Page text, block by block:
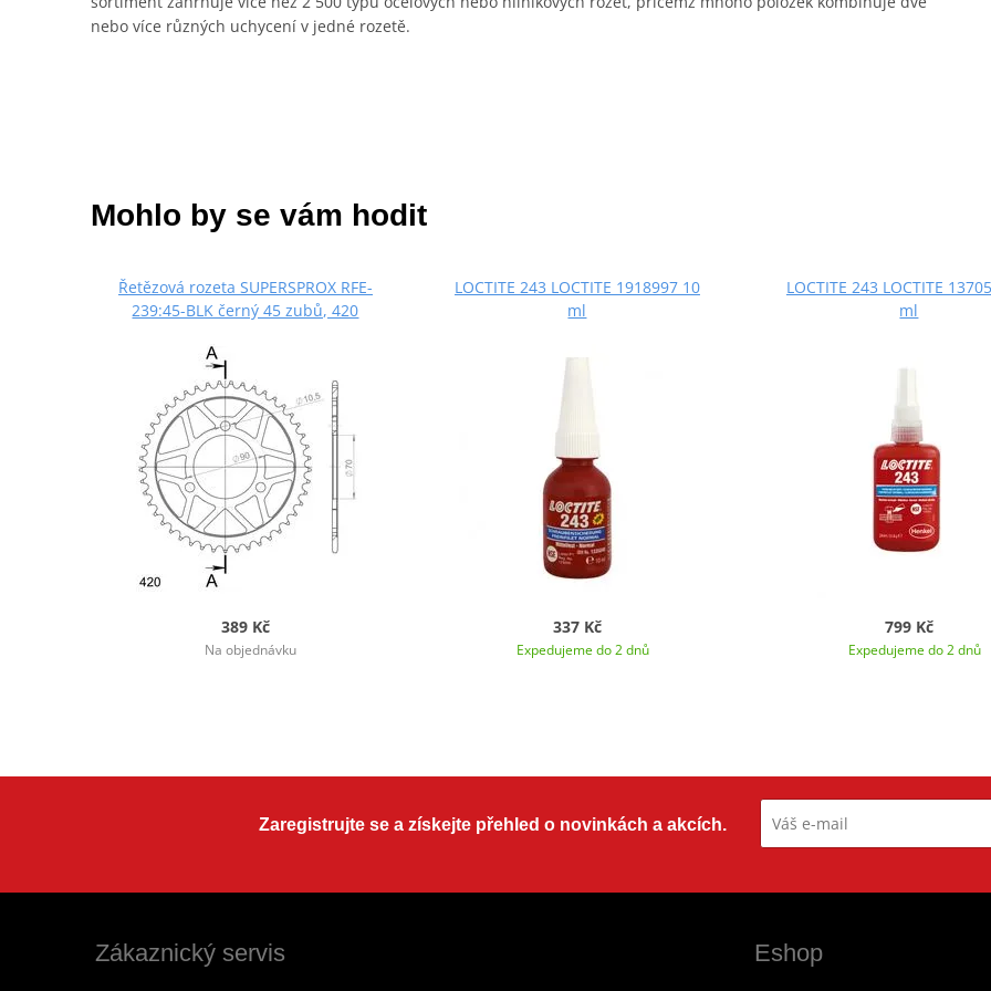
nebo více různých uchycení v jedné rozetě.
Mohlo by se vám hodit
Řetězová rozeta SUPERSPROX RFE-
239:45-BLK černý 45 zubů, 420
389 Kč
Na objednávku
LOCTITE 243 LOCTITE 1918997 10
ml
337 Kč
Expedujeme do 2 dnů
LOCTITE 243 LOCTITE
ml
799 Kč
Expedujeme do 2 dnů
Zaregistrujte se a získejte přehled o novinkách a akcích.
Zákaznický servis Eshop